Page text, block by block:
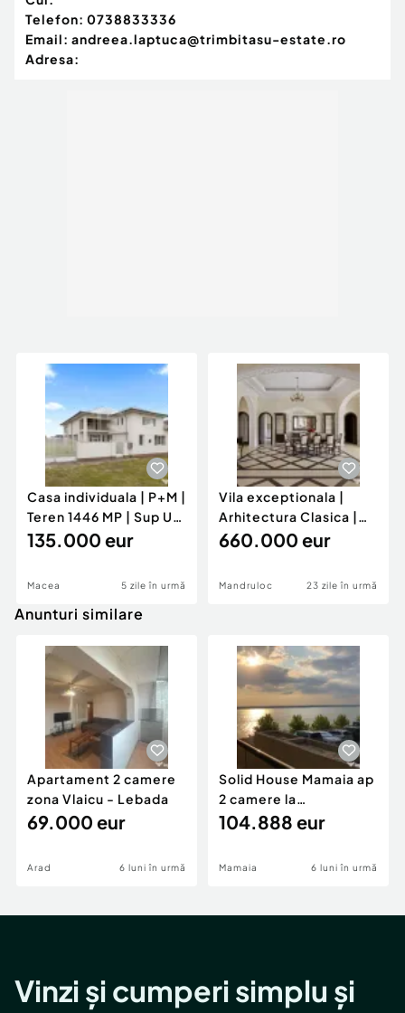
Telefon: 0738833336
Email: andreea.laptuca@trimbitasu-estate.ro
Adresa:
Casa individuala | P+M |
Teren 1446 MP | Sup Ut
242 MP | ...
135.000 eur
Macea 5 zile în urmă
Vila exceptionala |
Arhitectura Clasica |
Lux | Eleganta ...
660.000 eur
Mandruloc 23 zile în urmă
Anunturi similare
Apartament 2 camere
zona Vlaicu - Lebada
69.000 eur
Arad 6 luni în urmă
Solid House Mamaia ap
2 camere la
cheie,langa Mega
104.888 eur
Mamaia 6 luni în urmă
Vinzi și cumperi simplu și